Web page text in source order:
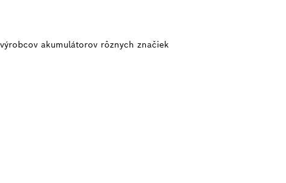
akumulátorov rôznych značiek